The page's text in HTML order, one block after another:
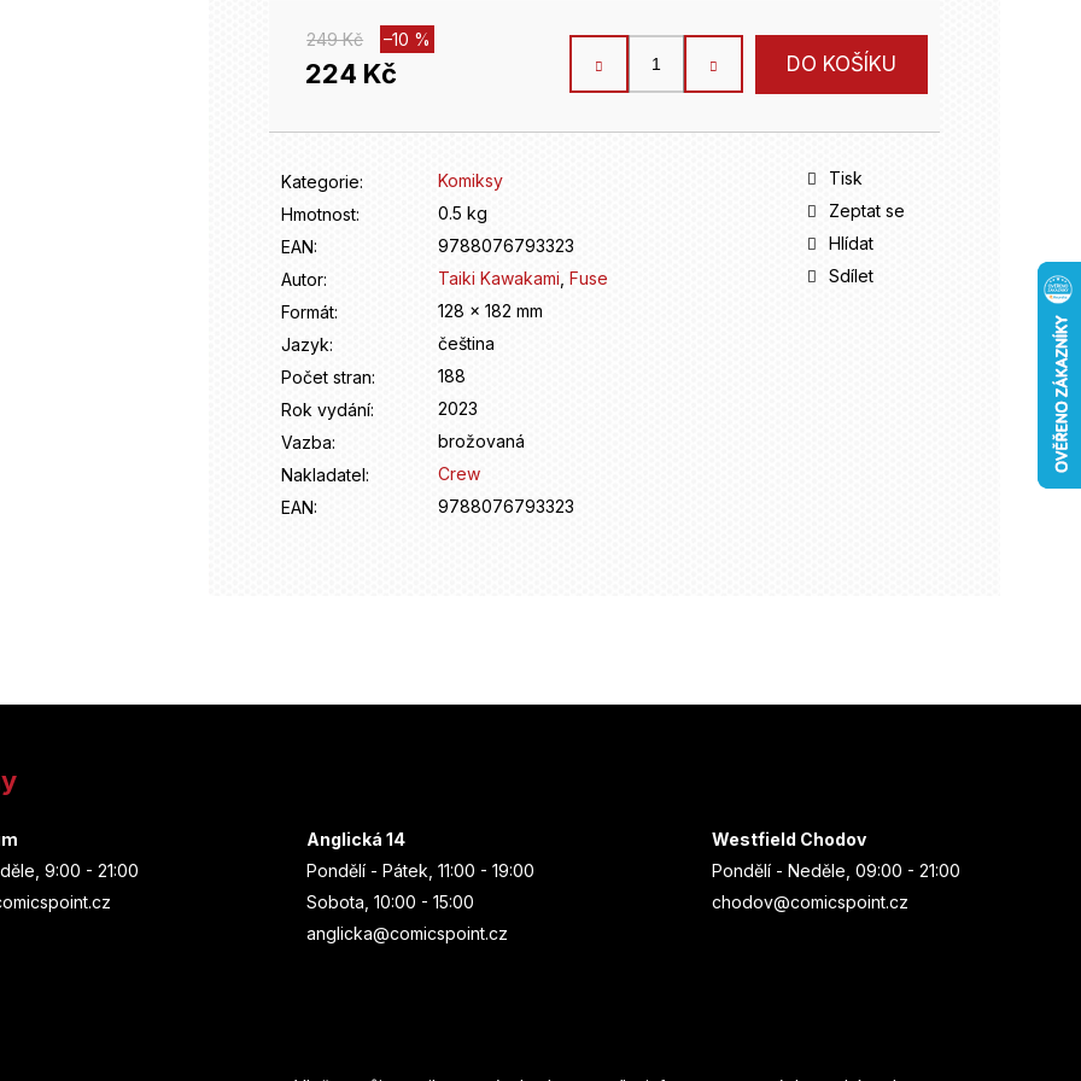
249 Kč –10 %
224 Kč
Měrná
DO KOŠÍKU
Kategorie:
Komiksy
Hmotnost:
0.5 kg
EAN:
9788076793323
Autor: Taiki Kawakami ,Fuse
Formát:
128 x 182 mm
Jazyk:
čeština
Počet stran:
188
Rok vydání:
2023
Vazba:
brožovaná
Nakladatel:
Crew
EAN: 9788076793323
Tisk
Zeptat se
Hlídat
Sdílet
9:00 - 21:00
Anglická 14
Pondělí - Pátek, 11:00 - 19:00
Sobota, 10:00 - 15:00
anglicka@comicspoint.cz
Westfield Chodov
Pondělí - Neděle, 09:00 - 21:00
chodov@comicspoint.cz